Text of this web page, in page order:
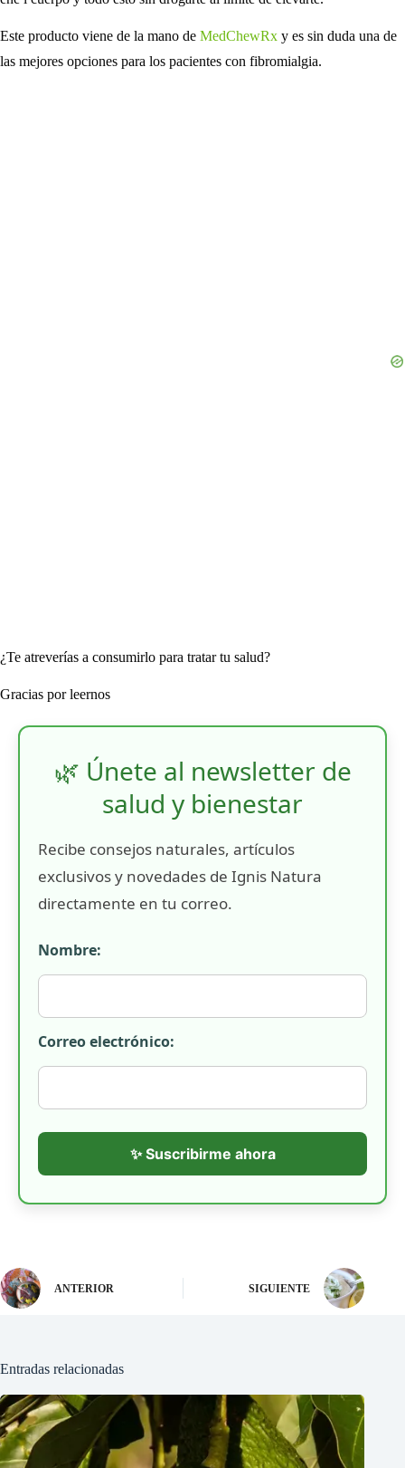
Este producto viene de la mano de MedChewRx y es sin duda una de
las mejores opciones para los pacientes con fibromialgia.
¿Te atreverías a consumirlo para tratar tu salud?
Gracias por leernos
🌿 Únete al newsletter de
salud y bienestar
Recibe consejos naturales, artículos
exclusivos y novedades de Ignis Natura
directamente en tu correo.
Nombre:
Correo electrónico:
✨ Suscribirme ahora
ANTERIOR SIGUIENTE
Entradas relacionadas